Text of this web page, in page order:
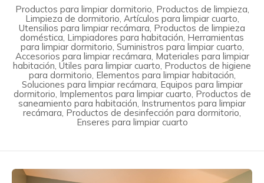
Productos para limpiar dormitorio, Productos de limpieza,
Limpieza de dormitorio, Artículos para limpiar cuarto,
Utensilios para limpiar recámara, Productos de limpieza
doméstica, Limpiadores para habitación, Herramientas
para limpiar dormitorio, Suministros para limpiar cuarto,
Accesorios para limpiar recámara, Materiales para limpiar
habitación, Útiles para limpiar cuarto, Productos de higiene
para dormitorio, Elementos para limpiar habitación,
Soluciones para limpiar recámara, Equipos para limpiar
dormitorio, Implementos para limpiar cuarto, Productos de
saneamiento para habitación, Instrumentos para limpiar
recámara, Productos de desinfección para dormitorio,
Enseres para limpiar cuarto